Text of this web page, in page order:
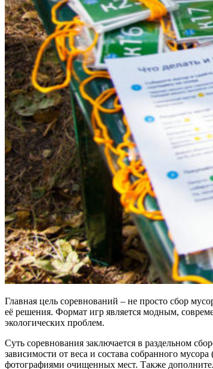
Главная цель соревнований – не просто сбор
её решения. Формат игр является модным,
экологических проблем.
Суть соревнования заключается в раздельном
зависимости от веса и состава собранного
фотографиями очищенных мест. Также